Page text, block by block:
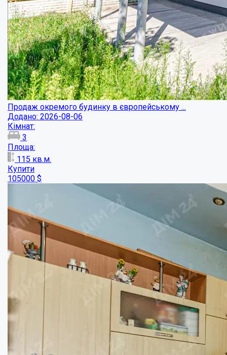
Продаж окремого будинку в європейському ...
Додано: 2026-08-06
Кімнат:
3
Площа:
115 кв.м.
Купити
105000 $